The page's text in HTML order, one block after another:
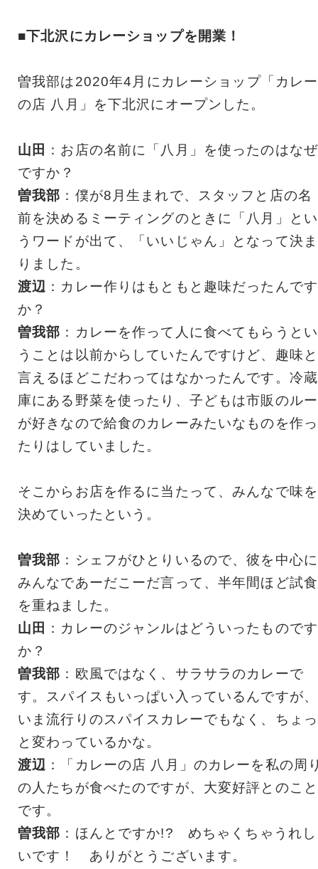
■下北沢にカレーショップを開業！
曽我部は2020年4月にカレーショップ「カレー
の店 八月」を下北沢にオープンした。
山田
：お店の名前に「八月」を使ったのはなぜ
ですか？
曽我部 ：僕が8月生まれで、スタッフと店の名
前を決めるミーティングのときに「八月」とい
うワードが出て、「いいじゃん」となって決ま
りました。
渡辺 ：カレー作りはもともと趣味だったんです
か？
曽我部 ：カレーを作って人に食べてもらうとい
うことは以前からしていたんですけど、趣味と
言えるほどこだわってはなかったんです。冷蔵
庫にある野菜を使ったり、子どもは市販のルー
が好きなので給食のカレーみたいなものを作っ
たりはしていました。
そこからお店を作るに当たって、みんなで味を
決めていったという。
曽我部 ：シェフがひとりいるので、彼を中心に
みんなであーだこーだ言って、半年間ほど試食
を重ねました。
山田
：カレーのジャンルはどういったものです
か？
曽我部 ：欧風ではなく、サラサラのカレーで
す。スパイスもいっぱい入っているんですが、
いま流行りのスパイスカレーでもなく、ちょっ
と変わっているかな。
渡辺 ：「カレーの店 八月」のカレーを私の周
の人たちが食べたのですが、大変好評とのこと
です。
曽我部 ：ほんとですか!? めちゃくちゃうれし
いです！ ありがとうございます。